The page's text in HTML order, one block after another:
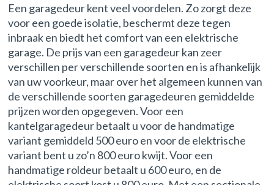
Een garagedeur kent veel voordelen. Zo zorgt deze
voor een goede isolatie, beschermt deze tegen
inbraak en biedt het comfort van een elektrische
garage. De prijs van een garagedeur kan zeer
verschillen per verschillende soorten en is afhankelijk
van uw voorkeur, maar over het algemeen kunnen van
de verschillende soorten garagedeuren gemiddelde
prijzen worden opgegeven. Voor een
kantelgaragedeur betaalt u voor de handmatige
variant gemiddeld 500 euro en voor de elektrische
variant bent u zo’n 800 euro kwijt. Voor een
handmatige roldeur betaalt u 600 euro, en de